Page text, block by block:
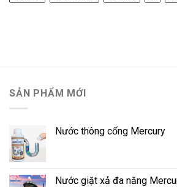
SẢN PHẨM MỚI
Nước thông cống Mercury
Nước giặt xả đa năng